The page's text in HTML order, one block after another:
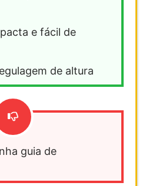
e fácil de
de altura
guia de